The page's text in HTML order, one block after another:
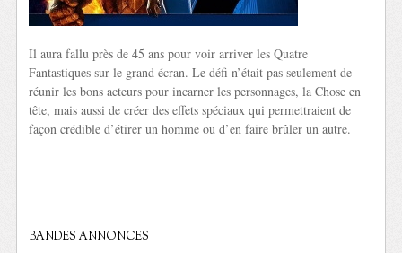
Il aura fallu près de 45 ans pour voir arriver les Quatre
Fantastiques sur le grand écran. Le défi n’était pas seulement de
réunir les bons acteurs pour incarner les personnages, la Chose en
tête, mais aussi de créer des effets spéciaux qui permettraient de
façon crédible d’étirer un homme ou d’en faire brûler un autre.
BANDES ANNONCES